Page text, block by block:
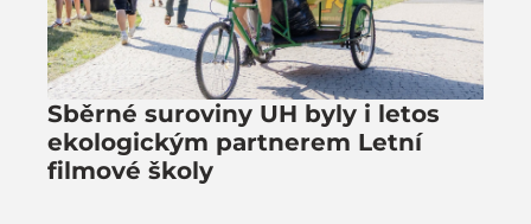
Sběrné suroviny UH byly i letos
ekologickým partnerem Letní
filmové školy